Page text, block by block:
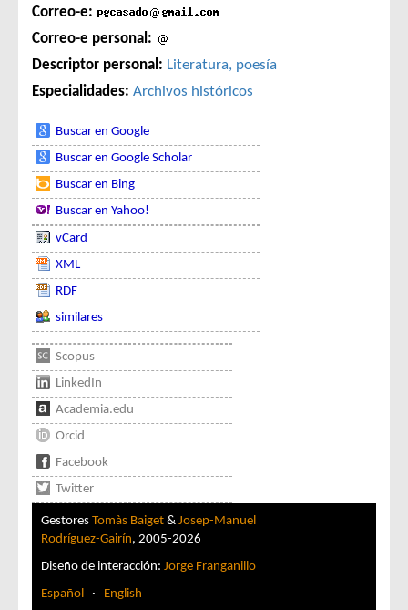
Correo-e:
Correo-e personal:
Descriptor personal: Literatura, poesía
Especialidades: Archivos históricos
Buscar en Google
Buscar en Google Scholar
Buscar en Bing
Buscar en Yahoo!
vCard
XML
RDF
similares
Scopus
LinkedIn
Academia.edu
Orcid
Facebook
Twitter
Gestores Tomàs Baiget & Josep-Manuel
Rodríguez-Gairín, 2005-2026
Diseño de interacción: Jorge Franganillo
Español · English